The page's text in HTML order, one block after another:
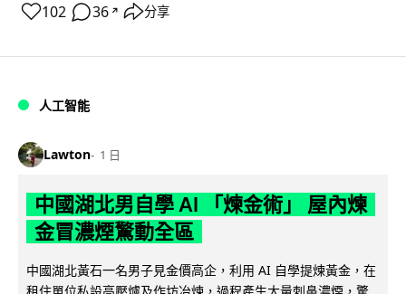
102 36 ↗ 分享
人工智能
Lawton 1 日
中國湖北男自學 AI 「煉金術」 屋內煉
金冒濃煙驚動全區
中國湖北黃石一名男子見金價高企，利用 AI 自學提煉黃金，在
租住單位私設高壓爐及作坊冶煉，過程產生大量刺鼻濃煙，驚